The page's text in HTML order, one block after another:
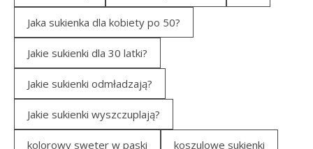
Jaka sukienka dla kobiety po 50?
Jakie sukienki dla 30 latki?
Jakie sukienki odmładzają?
Jakie sukienki wyszczuplają?
kolorowy sweter w paski koszulowe sukienki